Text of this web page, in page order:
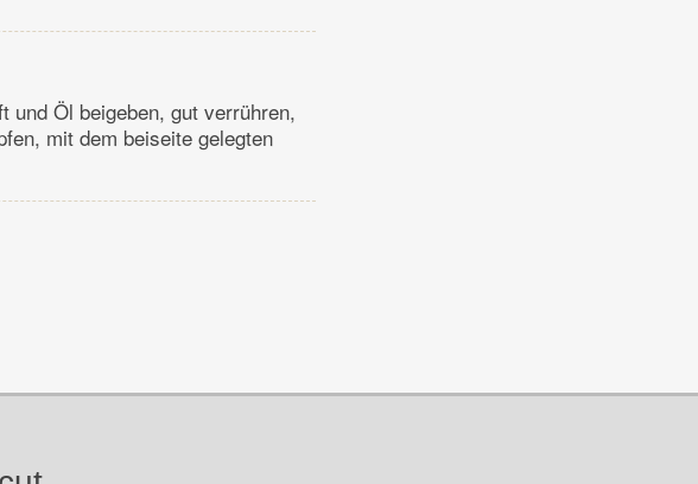
und Öl beigeben, gut verrühren,
mit dem beiseite gelegten